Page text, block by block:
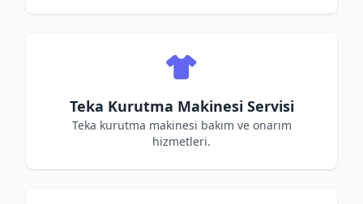
Teka Kurutma Makinesi Servisi
Teka kurutma makinesi bakım ve onarım
hizmetleri.